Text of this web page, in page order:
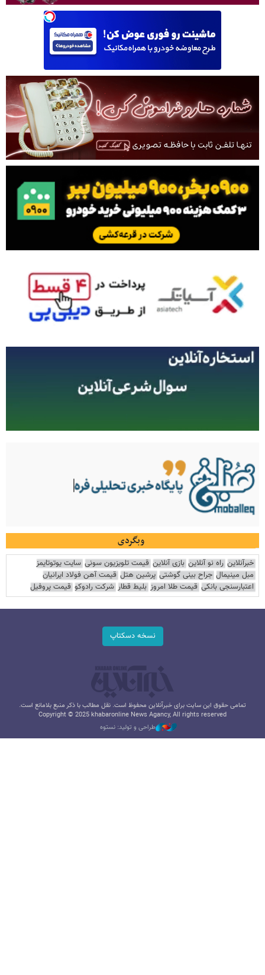
وبگردی
خبرآنلاین راه نو آنلاین بازی آنلاین قیمت تلویزیون سونی سایت یوتوتایمز
مبل مینیمال جراح بینی گوشتی پرشین هتل قیمت آهن فولاد ایرانیان
اعتبارسنجی بانکی قیمت طلا امروز بلیط قطار شرکت رادوکو قیمت پروفیل
نسخه دسکتاپ
تمامی حقوق این سایت برای خبرآنلاین محفوظ است. نقل مطالب با ذکر منبع بلامانع است.
Copyright © 2025 khabaronline News Agancy, All rights reserved
طراحی و تولید: نستوه